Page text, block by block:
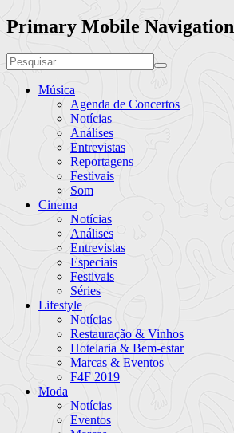
Primary Mobile Navigation
Música
Agenda de Concertos
Notícias
Análises
Entrevistas
Reportagens
Festivais
Som
Cinema
Notícias
Análises
Entrevistas
Especiais
Festivais
Séries
Lifestyle
Notícias
Restauração & Vinhos
Hotelaria & Bem-estar
Marcas & Eventos
F4F 2019
Moda
Notícias
Eventos